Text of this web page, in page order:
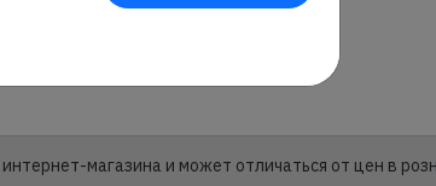
магазина и может отличаться от цен в